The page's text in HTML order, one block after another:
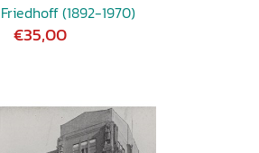
(1892-1970)
€35,00